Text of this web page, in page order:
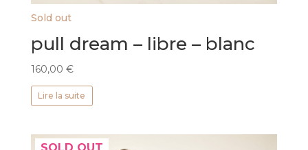
Sold out
pull dream – libre – blanc
160,00 €
Lire la suite